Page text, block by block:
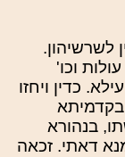
לשרשיהון.
וכו'
כדין ויחזו
בנהורא
דאתי. זכאה